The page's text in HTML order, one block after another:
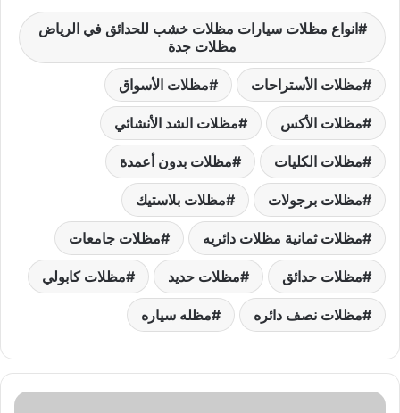
c
e
b
o
o
k
itt
er
ai
l
k
e
dI
n
p
y
Li
n
k
er
e
st
at
s
A
p
p
ar
e
انواع مظلات سيارات مظلات خشب للحدائق في الرياض
مظلات جدة
مظلات الأستراحات مظلات الأسواق
مظلات الأكس مظلات الشد الأنشائي
مظلات الكليات مظلات بدون أعمدة
مظلات برجولات مظلات بلاستيك
مظلات ثمانية مظلات دائريه مظلات جامعات
مظلات حدائق مظلات حديد مظلات كابولي
مظلات نصف دائره مظله سياره